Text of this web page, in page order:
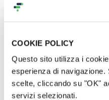
COOKIE POLICY
Questo sito utilizza i
esperienza di navigazione.
scelte, cliccando su "OK"
servizi selezionati.
L’attenzione generata
dando finalmente voce
È stato proprio
della quotidianità come